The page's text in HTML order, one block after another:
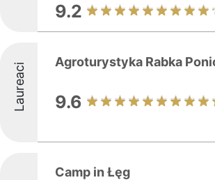
9.2
Laureaci Agroturystyka Rabka
9.6
Camp in Łęg